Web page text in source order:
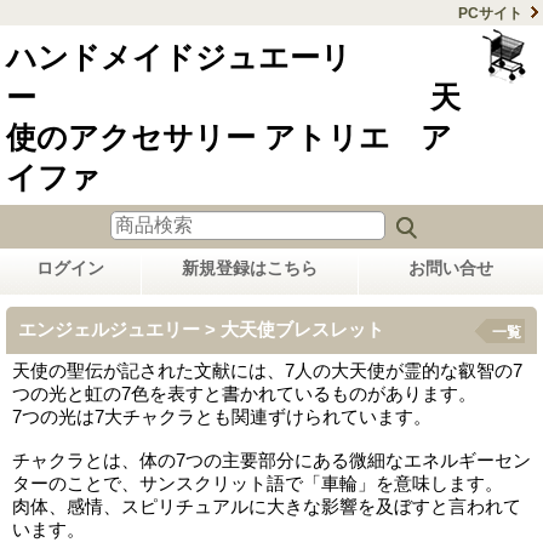
PCサイト
ハンドメイドジュエーリ
ー 天
使のアクセサリー アトリエ ア
イファ
ログイン 新規登録はこちら お問い合せ
エンジェルジュエリー > 大天使ブレスレット
天使の聖伝が記された文献には、7人の大天使が霊的な叡智の7
つの光と虹の7色を表すと書かれているものがあります。
7つの光は7大チャクラとも関連ずけられています。
チャクラとは、体の7つの主要部分にある微細なエネルギーセン
ターのことで、サンスクリット語で「車輪」を意味します。
肉体、感情、スピリチュアルに大きな影響を及ぼすと言われて
います。
一覧